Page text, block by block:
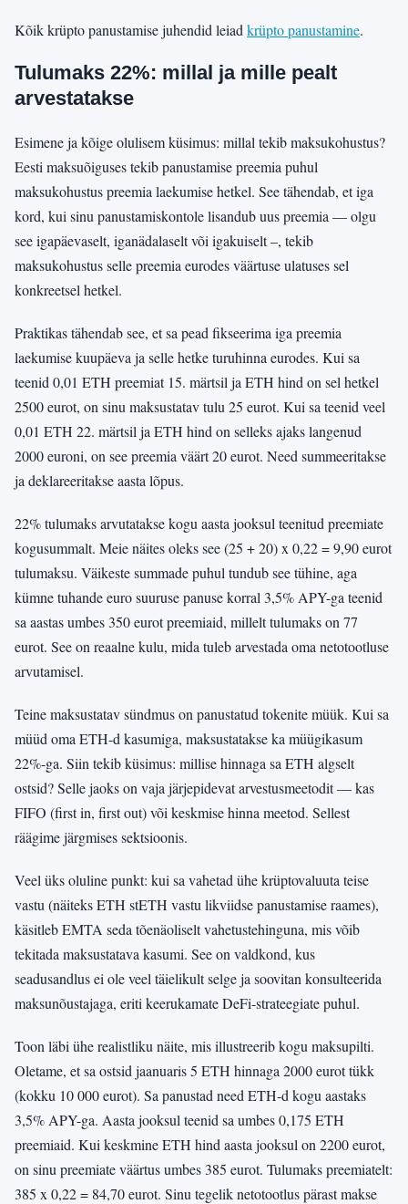
Kõik krüpto panustamise juhendid leiad krüpto panustamine.
Tulumaks 22%: millal ja mille pealt
arvestatakse
Esimene ja kõige olulisem küsimus: millal tekib maksukohustus?
Eesti maksuõiguses tekib panustamise preemia puhul
maksukohustus preemia laekumise hetkel. See tähendab, et iga
kord, kui sinu panustamiskontole lisandub uus preemia — olgu
see igapäevaselt, iganädalaselt või igakuiselt –, tekib
maksukohustus selle preemia eurodes väärtuse ulatuses sel
konkreetsel hetkel.
Praktikas tähendab see, et sa pead fikseerima iga preemia
laekumise kuupäeva ja selle hetke turuhinna eurodes. Kui sa
teenid 0,01 ETH preemiat 15. märtsil ja ETH hind on sel hetkel
2500 eurot, on sinu maksustatav tulu 25 eurot. Kui sa teenid veel
0,01 ETH 22. märtsil ja ETH hind on selleks ajaks langenud
2000 euroni, on see preemia väärt 20 eurot. Need summeeritakse
ja deklareeritakse aasta lõpus.
22% tulumaks arvutatakse kogu aasta jooksul teenitud preemiate
kogusummalt. Meie näites oleks see (25 + 20) x 0,22 = 9,90 eurot
tulumaksu. Väikeste summade puhul tundub see tühine, aga
kümne tuhande euro suuruse panuse korral 3,5% APY-ga teenid
sa aastas umbes 350 eurot preemiaid, millelt tulumaks on 77
eurot. See on reaalne kulu, mida tuleb arvestada oma netotootluse
arvutamisel.
Teine maksustatav sündmus on panustatud tokenite müük. Kui sa
müüd oma ETH-d kasumiga, maksustatakse ka müügikasum
22%-ga. Siin tekib küsimus: millise hinnaga sa ETH algselt
ostsid? Selle jaoks on vaja järjepidevat arvestusmeetodit — kas
FIFO (first in, first out) või keskmise hinna meetod. Sellest
räägime järgmises sektsioonis.
Veel üks oluline punkt: kui sa vahetad ühe krüptovaluuta teise
vastu (näiteks ETH stETH vastu likviidse panustamise raames),
käsitleb EMTA seda tõenäoliselt vahetustehinguna, mis võib
tekitada maksustatava kasumi. See on valdkond, kus
seadusandlus ei ole veel täielikult selge ja soovitan konsulteerida
maksunõustajaga, eriti keerukamate DeFi-strateegiate puhul.
Toon läbi ühe realistliku näite, mis illustreerib kogu maksupilti.
Oletame, et sa ostsid jaanuaris 5 ETH hinnaga 2000 eurot tükk
(kokku 10 000 eurot). Sa panustad need ETH-d kogu aastaks
3,5% APY-ga. Aasta jooksul teenid sa umbes 0,175 ETH
preemiaid. Kui keskmine ETH hind aasta jooksul on 2200 eurot,
on sinu preemiate väärtus umbes 385 eurot. Tulumaks preemiatelt:
385 x 0,22 = 84,70 eurot. Sinu tegelik netotootlus pärast makse